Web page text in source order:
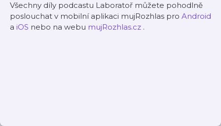
Všechny díly podcastu Laboratoř můžete pohodlně
poslouchat v mobilní aplikaci mujRozhlas pro Android
a iOS nebo na webu mujRozhlas.cz .